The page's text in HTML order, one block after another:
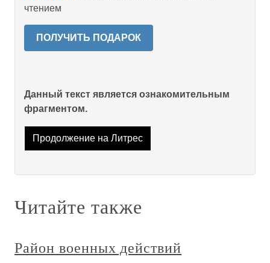
чтением
ПОЛУЧИТЬ ПОДАРОК
Данный текст является ознакомительным
фрагментом.
Продолжение на Литрес
Читайте также
Район военных действий